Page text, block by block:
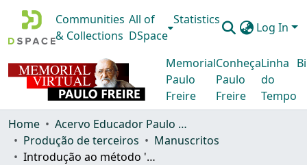
Communities
& Collections
All of
DSpace
Statistics
Log In
Memorial
Paulo
Freire
Conheça
Paulo
Freire
Linha
do
Tempo
Home
Acervo Educador Paulo Freire
Produção de terceiros
Manuscritos
Introdução ao método 'Paulo Freire'